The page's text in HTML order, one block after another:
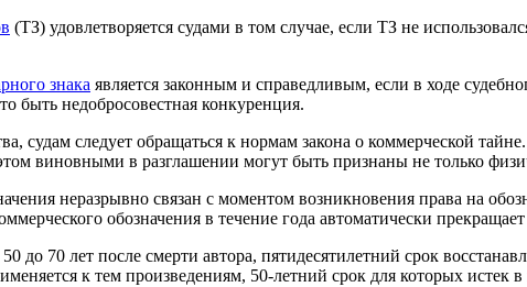
(ТЗ) удовлетворяется судами в том случае, если ТЗ не
знака является законным и справедливым, если в ходе
быть недобросовестная конкуренция.
судам следует обращаться к нормам закона о коммерческой
виновными в разглашении могут быть признаны не только
неразрывно связан с моментом возникновения права на
обозначения в течение года автоматически
до 70 лет после смерти автора, пятидесятилетний срок
к тем произведениям, 50-летний срок для которых истек